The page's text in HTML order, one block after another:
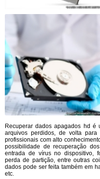
Recuperar dados apagados hd é
arquivos perdidos, de volta
profissionais com alto
possibilidade de recuperação
entrada de vírus no dispositivo,
perda de partição, entre outras
dados pode ser feita também em
etc.